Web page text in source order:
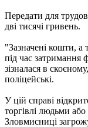
Передати для
дві тисячі гривень.
"Зазначені кошти, а
під час затримання
зізналася в
поліцейські.
У цій справі
торгівлі людьми
Зловмисниці